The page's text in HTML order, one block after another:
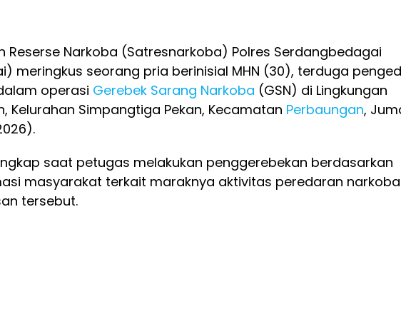
Reserse Narkoba (Satresnarkoba) Polres Serdangbedagai
meringkus seorang pria berinisial MHN (30), terduga
operasi Gerebek Sarang Narkoba (GSN) di Lingkungan
Kelurahan Simpangtiga Pekan, Kecamatan Perbaungan,
saat petugas melakukan penggerebekan berdasarkan
masyarakat terkait maraknya aktivitas peredaran
tersebut.